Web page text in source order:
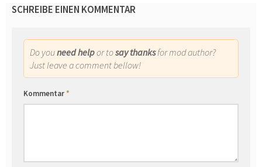
SCHREIBE EINEN KOMMENTAR
Do youneed helpor tosay thanksfor mod author?
Just leave a comment bellow!
Kommentar*